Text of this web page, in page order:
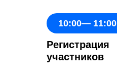
Регистрация
участников
10:00— 11:00